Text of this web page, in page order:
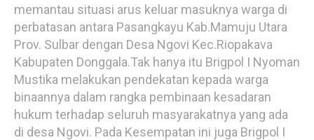
memantau situasi arus keluar masuknya warga di
perbatasan antara Pasangkayu Kab.Mamuju Utara
Prov. Sulbar dengan Desa Ngovi Kec.Riopakava
Kabupaten Donggala.Tak hanya itu Brigpol I Nyoman
Mustika melakukan pendekatan kepada warga
binaannya dalam rangka pembinaan kesadaran
hukum terhadap seluruh masyarakatnya yang ada
di desa Ngovi. Pada Kesempatan ini juga Brigpol I